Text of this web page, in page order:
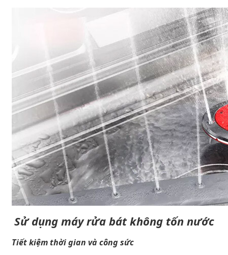
Sử dụng máy rửa bát không tốn nước
Tiết kiệm thời gian và công sức